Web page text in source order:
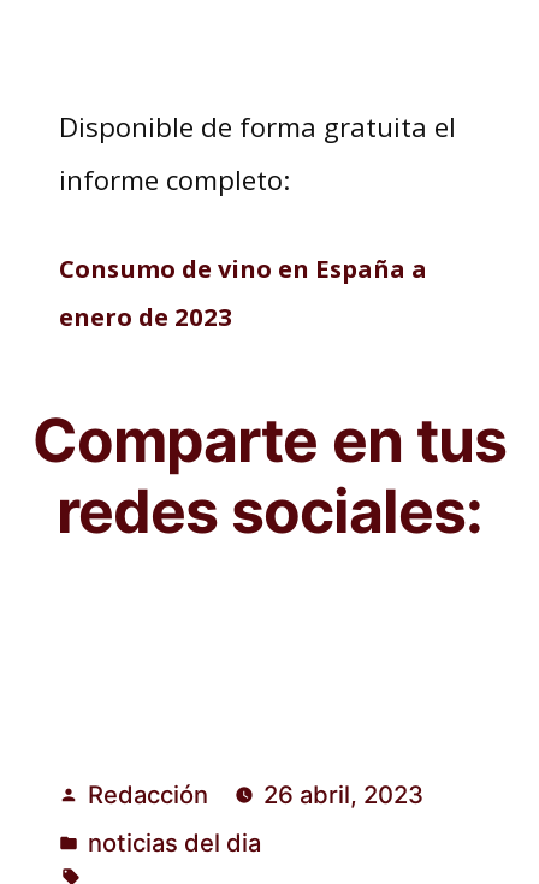
Disponible de forma gratuita el
informe completo:
Consumo de vino en España a
enero de 2023
Comparte en tus
redes sociales:
Publicado
por
Redacción 26 abril, 2023
Publicado
noticias del dia